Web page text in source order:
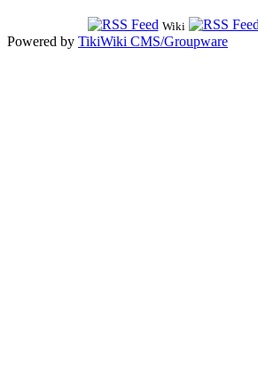
Wiki
Powered by TikiWiki CMS/Groupware